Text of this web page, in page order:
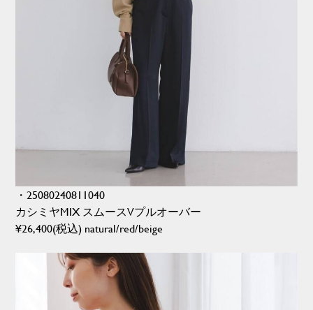
・25080240811040
カシミヤMIX スムースVプルオーバー
¥26,400(税込) natural/red/beige